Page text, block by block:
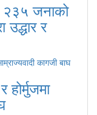
२३५ जनाको
र